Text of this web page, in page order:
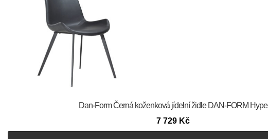
​​​​​Dan-Form Černá koženková jídelní židle DAN-FORM Hype
7 729 Kč